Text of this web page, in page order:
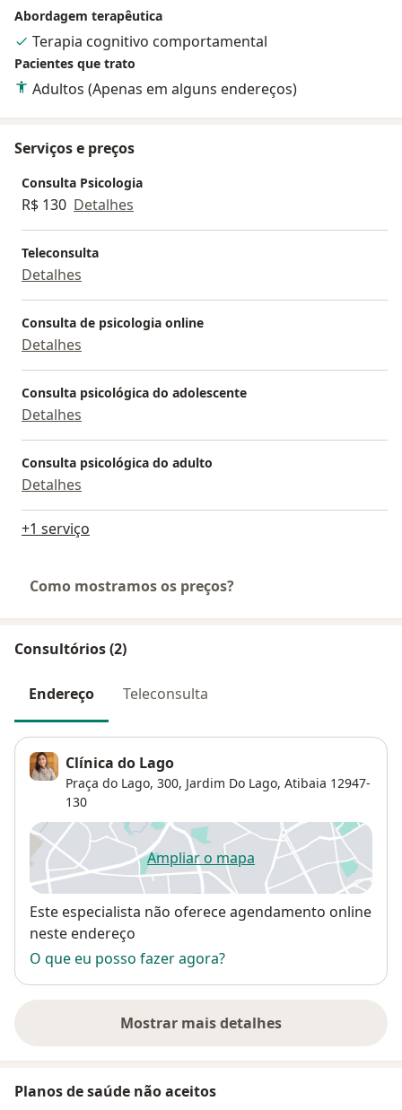
Abordagem terapêutica
Terapia cognitivo comportamental
Pacientes que trato
Adultos (Apenas em alguns endereços)
Serviços e preços
Consulta Psicologia
R$ 130 Detalhes
Teleconsulta
Detalhes
Consulta de psicologia online
Detalhes
Consulta psicológica do adolescente
Detalhes
Consulta psicológica do adulto
Detalhes
+1 serviço
Como mostramos os preços?
Consultórios (2)
Endereço Teleconsulta
Clínica do Lago
Praça do Lago, 300, Jardim Do Lago, Atibaia 12947-
130
Ampliar o mapaabre num novo separador
Disponibilidade
Este especialista não oferece agendamento online
neste endereço
O que eu posso fazer agora?
Mostrar mais detalhes
sobre o endereço
Planos de saúde não aceitos